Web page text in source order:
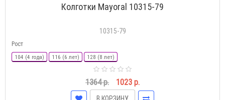
Колготки Mayoral 10315-79
10315-79
Рост
104 (4 года) 116 (6 лет) 128 (8 лет)
1364 р. 1023 р.